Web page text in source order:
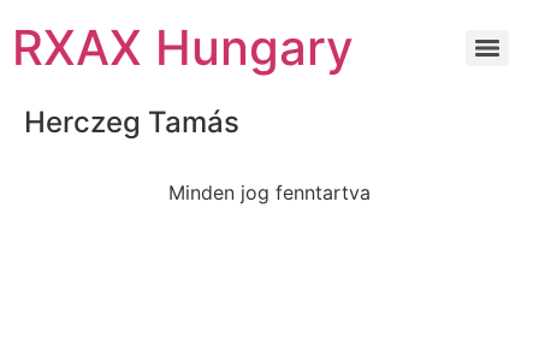
RXAX Hungary
Herczeg Tamás
Minden jog fenntartva